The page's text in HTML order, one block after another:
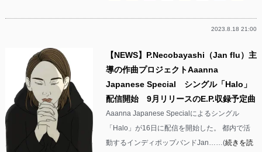
2023.8.18 21:00
【NEWS】P.Necobayashi（Jan flu）主
導の作曲プロジェクトAaanna
Japanese Special シングル「Halo」
配信開始 9月リリースのE.P.収録予定曲
Aaanna Japanese Specialによるシングル
「Halo」が16日に配信を開始した。 都内で活
動するインディポップバンドJan……(続きを読